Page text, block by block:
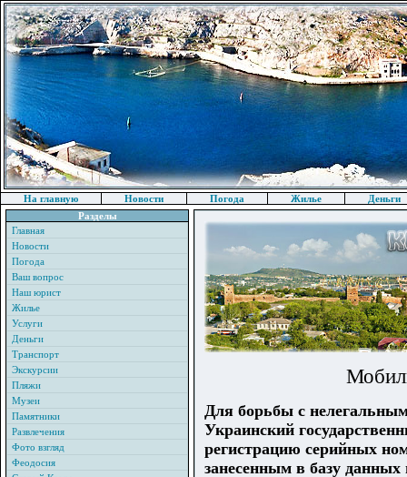
На главную Новости Погода Жилье
Деньги
Разделы
Главная
Новости
Погода
Ваш вопрос
Наш юрист
Жилье
Услуги
Деньги
Транспорт
Экскурсии
Пляжи
Музеи
Памятники
Развлечения
Фото взгляд
Феодосия
Для борьбы с
Украинский
регистрацию серийных
занесенным в базу